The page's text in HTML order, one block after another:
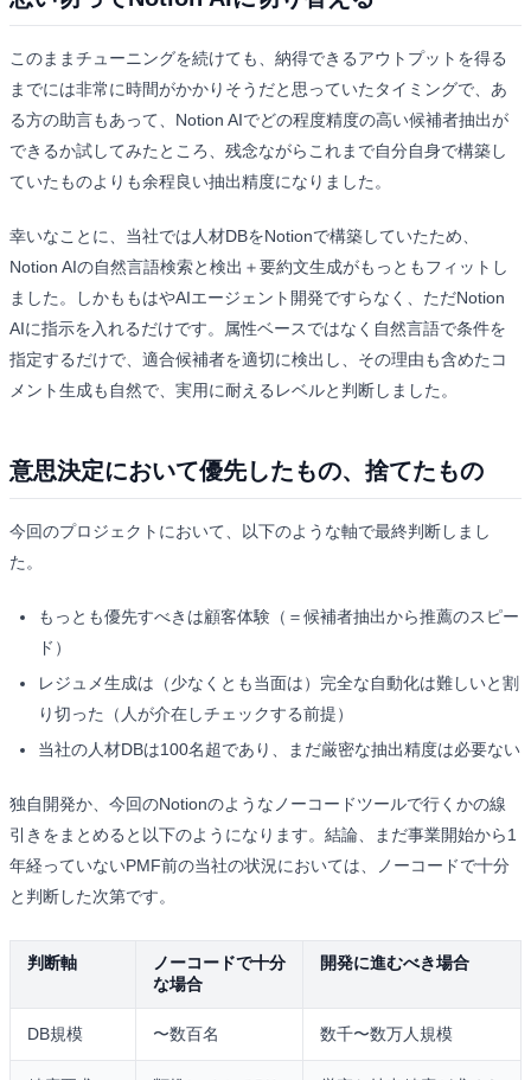
このままチューニングを続けても、納得できるアウトプットを得る
までには非常に時間がかかりそうだと思っていたタイミングで、あ
る方の助言もあって、Notion AIでどの程度精度の高い候補者抽出が
できるか試してみたところ、残念ながらこれまで自分自身で構築し
ていたものよりも余程良い抽出精度になりました。
幸いなことに、当社では人材DBをNotionで構築していたため、
Notion AIの自然言語検索と検出＋要約文生成がもっともフィットし
ました。しかももはやAIエージェント開発ですらなく、ただNotion
AIに指示を入れるだけです。属性ベースではなく自然言語で条件を
指定するだけで、適合候補者を適切に検出し、その理由も含めたコ
メント生成も自然で、実用に耐えるレベルと判断しました。
意思決定において優先したもの、捨てたもの
今回のプロジェクトにおいて、以下のような軸で最終判断しまし
た。
もっとも優先すべきは顧客体験（＝候補者抽出から推薦のスピー
ド）
レジュメ生成は（少なくとも当面は）完全な自動化は難しいと割
り切った（人が介在しチェックする前提）
当社の人材DBは100名超であり、まだ厳密な抽出精度は必要ない
独自開発か、今回のNotionのようなノーコードツールで行くかの線
引きをまとめると以下のようになります。結論、まだ事業開始から1
年経っていないPMF前の当社の状況においては、ノーコードで十分
と判断した次第です。
判断軸
ノーコードで十分
な場合
開発に進むべき場合
DB規模 〜数百名 数千〜数万人規模